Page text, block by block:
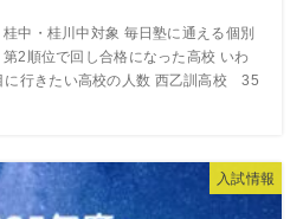
中・桂川中対象 毎日塾に通える個別
2順位で回し合格になった高校 いわ
に行きたい高校の人数 西乙訓高校 35
入試情報